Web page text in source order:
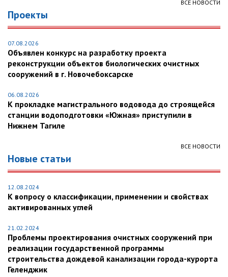
ВСЕ НОВОСТИ
Проекты
07.08.2026
Объявлен конкурс на разработку проекта
реконструкции объектов биологических очистных
сооружений в г. Новочебоксарске
06.08.2026
К прокладке магистрального водовода до строящейся
станции водоподготовки «Южная» приступили в
Нижнем Тагиле
ВСЕ НОВОСТИ
Новые статьи
12.08.2024
К вопросу о классификации, применении и свойствах
активированных углей
21.02.2024
Проблемы проектирования очистных сооружений при
реализации государственной программы
строительства дождевой канализации города-курорта
Геленджик